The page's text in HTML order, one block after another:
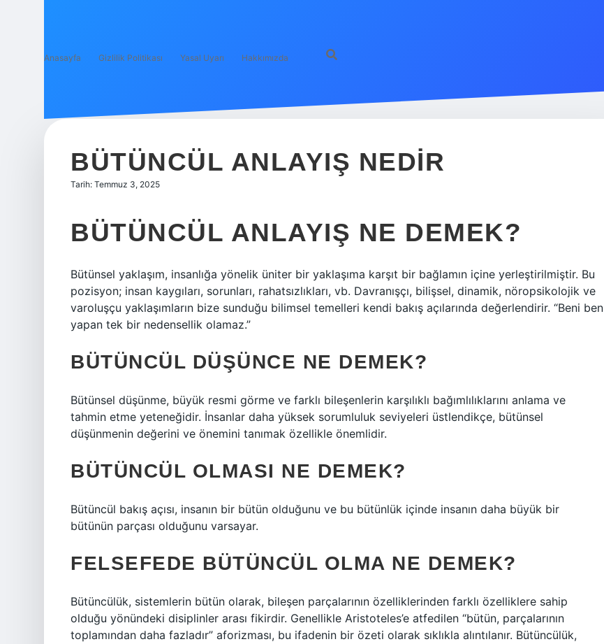
Anasayfa Gizlilik Politikası Yasal Uyarı Hakkımızda
BÜTÜNCÜL ANLAYIŞ NEDIR
Tarih: Temmuz 3, 2025
BÜTÜNCÜL ANLAYIŞ NE DEMEK?
Bütünsel yaklaşım, insanlığa yönelik üniter bir yaklaşıma karşıt bir bağlamın içine yerleştirilmiştir. Bu
pozisyon; insan kaygıları, sorunları, rahatsızlıkları, vb. Davranışçı, bilişsel, dinamik, nöropsikolojik ve
varoluşçu yaklaşımların bize sunduğu bilimsel temelleri kendi bakış açılarında değerlendirir. “Beni ben
yapan tek bir nedensellik olamaz.”
BÜTÜNCÜL DÜŞÜNCE NE DEMEK?
Bütünsel düşünme, büyük resmi görme ve farklı bileşenlerin karşılıklı bağımlılıklarını anlama ve
tahmin etme yeteneğidir. İnsanlar daha yüksek sorumluluk seviyeleri üstlendikçe, bütünsel
düşünmenin değerini ve önemini tanımak özellikle önemlidir.
BÜTÜNCÜL OLMASI NE DEMEK?
Bütüncül bakış açısı, insanın bir bütün olduğunu ve bu bütünlük içinde insanın daha büyük bir
bütünün parçası olduğunu varsayar.
FELSEFEDE BÜTÜNCÜL OLMA NE DEMEK?
Bütüncülük, sistemlerin bütün olarak, bileşen parçalarının özelliklerinden farklı özelliklere sahip
olduğu yönündeki disiplinler arası fikirdir. Genellikle Aristoteles’e atfedilen “bütün, parçalarının
toplamından daha fazladır” aforizması, bu ifadenin bir özeti olarak sıklıkla alıntılanır. Bütüncülük,